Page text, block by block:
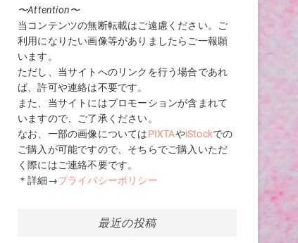
〜Attention〜
当コンテンツの無断転載はご遠慮ください。ご
利用になりたい画像等がありましたらご一報願
います。
ただし、当サイトへのリンクを行う場合であれ
ば、許可や連絡は不要です。
また、当サイトにはプロモーションが含まれて
いますので、ご了承ください。
なお、一部の画像についてはPIXTAやiStockでの
ご購入が可能ですので、そちらでご購入いただ
く際にはご連絡不要です。
＊詳細→プライバシーポリシー
最近の投稿